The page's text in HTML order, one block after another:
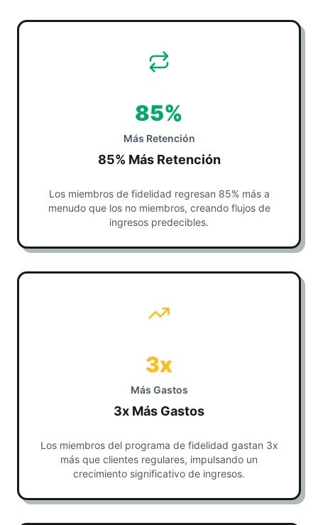
85%
Más Retención
85% Más Retención
Los miembros de fidelidad regresan 85% más a
menudo que los no miembros, creando flujos de
ingresos predecibles.
3x
Más Gastos
3x Más Gastos
Los miembros del programa de fidelidad gastan 3x
más que clientes regulares, impulsando un
crecimiento significativo de ingresos.